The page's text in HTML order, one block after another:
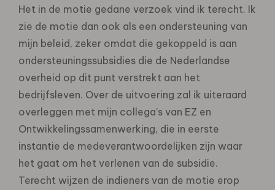
Het in de motie gedane verzoek vind ik terecht. Ik
zie de motie dan ook als een ondersteuning van
mijn beleid, zeker omdat die gekoppeld is aan
ondersteuningssubsidies die de Nederlandse
overheid op dit punt verstrekt aan het
bedrijfsleven. Over de uitvoering zal ik uiteraard
overleggen met mijn collega’s van EZ en
Ontwikkelingssamenwerking, die in eerste
instantie de medeverantwoordelijken zijn waar
het gaat om het verlenen van de subsidie.
Terecht wijzen de indieners van de motie erop